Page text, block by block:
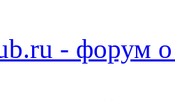
- форум